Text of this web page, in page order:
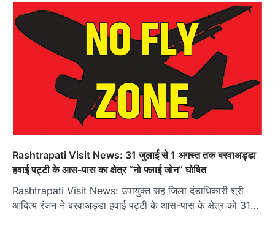
Rashtrapati Visit News: 31 जुलाई से 1 अगस्त तक बरवाअड्डा
हवाई पट्टी के आस-पास का क्षेत्र “नो फ्लाई जोन” घोषित
Rashtrapati Visit News: उपायुक्त सह जिला दंडाधिकारी श्री
आदित्य रंजन ने बरवाअड्डा हवाई पट्टी के आस-पास के क्षेत्र को 31…